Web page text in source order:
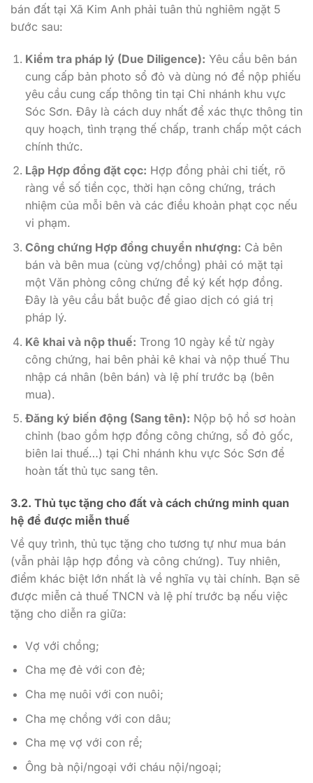
bán đất tại Xã Kim Anh phải tuân thủ nghiêm ngặt 5
bước sau:
Kiểm tra pháp lý (Due Diligence): Yêu cầu bên bán
cung cấp bản photo sổ đỏ và dùng nó để nộp phiếu
yêu cầu cung cấp thông tin tại Chi nhánh khu vực
Sóc Sơn. Đây là cách duy nhất để xác thực thông tin
quy hoạch, tình trạng thế chấp, tranh chấp một cách
chính thức.
Lập Hợp đồng đặt cọc: Hợp đồng phải chi tiết, rõ
ràng về số tiền cọc, thời hạn công chứng, trách
nhiệm của mỗi bên và các điều khoản phạt cọc nếu
vi phạm.
Công chứng Hợp đồng chuyển nhượng: Cả bên
bán và bên mua (cùng vợ/chồng) phải có mặt tại
một Văn phòng công chứng để ký kết hợp đồng.
Đây là yêu cầu bắt buộc để giao dịch có giá trị
pháp lý.
Kê khai và nộp thuế: Trong 10 ngày kể từ ngày
công chứng, hai bên phải kê khai và nộp thuế Thu
nhập cá nhân (bên bán) và lệ phí trước bạ (bên
mua).
Đăng ký biến động (Sang tên): Nộp bộ hồ sơ hoàn
chỉnh (bao gồm hợp đồng công chứng, sổ đỏ gốc,
biên lai thuế…) tại Chi nhánh khu vực Sóc Sơn để
hoàn tất thủ tục sang tên.
3.2. Thủ tục tặng cho đất và cách chứng minh quan
hệ để được miễn thuế
Về quy trình, thủ tục tặng cho tương tự như mua bán
(vẫn phải lập hợp đồng và công chứng). Tuy nhiên,
điểm khác biệt lớn nhất là về nghĩa vụ tài chính. Bạn sẽ
được miễn cả thuế TNCN và lệ phí trước bạ nếu việc
tặng cho diễn ra giữa:
Vợ với chồng;
Cha mẹ đẻ với con đẻ;
Cha mẹ nuôi với con nuôi;
Cha mẹ chồng với con dâu;
Cha mẹ vợ với con rể;
Ông bà nội/ngoại với cháu nội/ngoại;